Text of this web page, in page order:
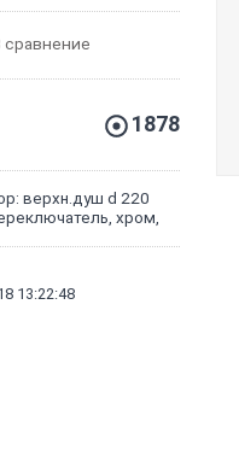
1878
верхн.душ d 220
хром,
13:22:48